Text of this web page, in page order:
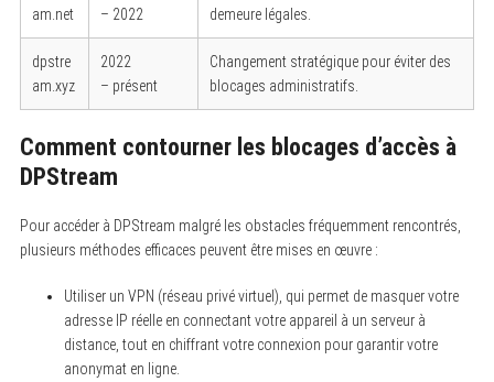
am.net
– 2022
demeure légales.
dpstre
am.xyz
2022
– présent
Changement stratégique pour éviter des
blocages administratifs.
Comment contourner les blocages d’accès à
DPStream
Pour accéder à DPStream malgré les obstacles fréquemment rencontrés,
plusieurs méthodes efficaces peuvent être mises en œuvre :
Utiliser un VPN (réseau privé virtuel), qui permet de masquer votre
adresse IP réelle en connectant votre appareil à un serveur à
distance, tout en chiffrant votre connexion pour garantir votre
anonymat en ligne.